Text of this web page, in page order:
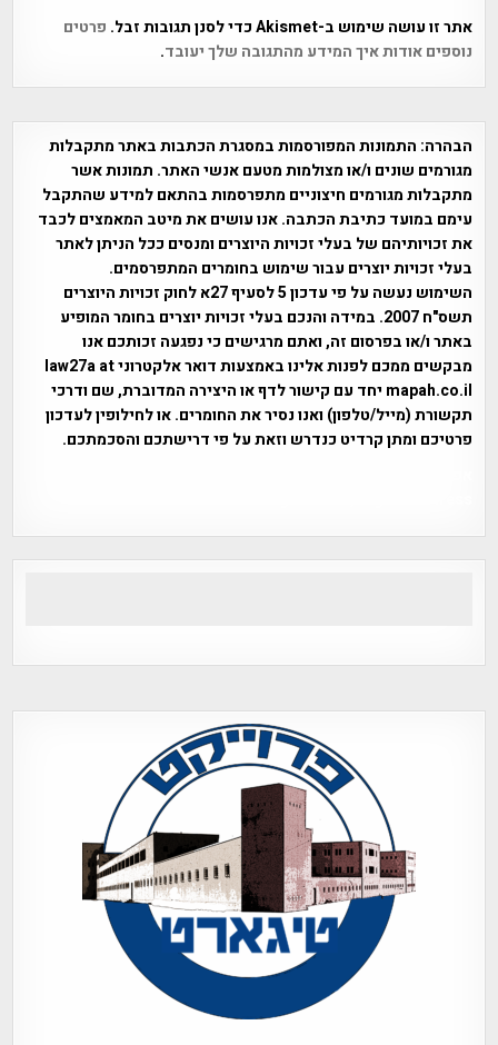
אתר זו עושה שימוש ב-Akismet כדי לסנן תגובות זבל.
פרטים
נוספים אודות איך המידע מהתגובה שלך יעובד.
הבהרה: התמונות המפורסמות במסגרת הכתבות באתר מתקבלות
מגורמים שונים ו/או מצולמות מטעם אנשי האתר. תמונות אשר
מתקבלות מגורמים חיצוניים מתפרסמות בהתאם למידע שהתקבל
עימם במועד כתיבת הכתבה. אנו עושים את מיטב המאמצים לכבד
את זכויותיהם של בעלי זכויות היוצרים ומנסים ככל הניתן לאתר
בעלי זכויות יוצרים עבור שימוש בחומרים המתפרסמים.
השימוש נעשה על פי עדכון 5 לסעיף 27א לחוק זכויות היוצרים
תשס"ח 2007. במידה והנכם בעלי זכויות יוצרים בחומר המופיע
באתר ו/או בפרסום זה, ואתם מרגישים כי נפגעה זכותכם אנו
מבקשים ממכם לפנות אלינו באמצעות דואר אלקטרוני law27a at
mapah.co.il יחד עם קישור לדף או היצירה המדוברת, שם ודרכי
תקשורת (מייל/טלפון) ואנו נסיר את החומרים. או לחילופין לעדכון
פרטיכם ומתן קרדיט כנדרש וזאת על פי דרישתכם והסכמתכם.